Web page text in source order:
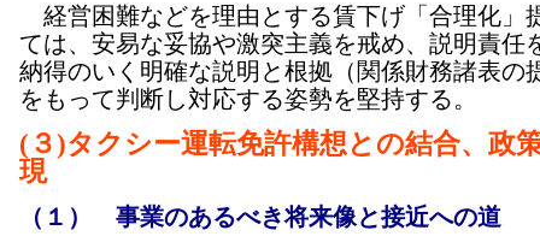
経営困難などを理由とする賃下げ「合理化」
ては、安易な妥協や激突主義を戒め、説明責任
納得のいく明確な説明と根拠（関係財務諸表の
をもって判断し対応する姿勢を堅持する。
(３)タクシー運転免許構想との結合、政
現
（１） 事業のあるべき将来像と接近への道